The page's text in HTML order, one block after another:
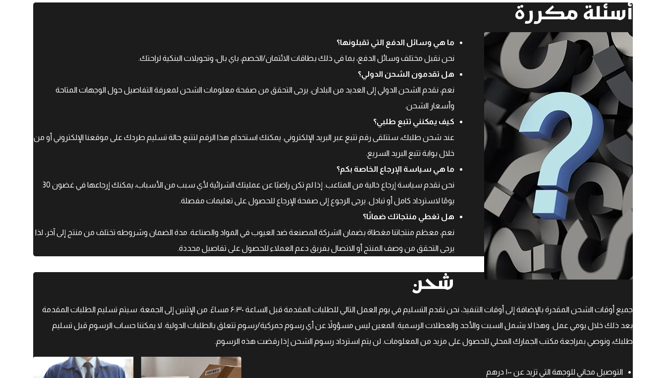
أسئلة مكررة
ما هي وسائل الدفع التي تقبلونها؟
نحن نقبل مختلف وسائل الدفع، بما في ذلك بطاقات الائتمان/الخصم، باي بال، وتحويلات البنكية لراحتك.
هل تقدمون الشحن الدولي؟
نعم، نقدم الشحن الدولي إلى العديد من البلدان. يرجى التحقق من صفحة معلومات الشحن لمعرفة التفاصيل حول الوجهات المتاحة
وأسعار الشحن.
كيف يمكنني تتبع طلبي؟
عند شحن طلبك، ستتلقى رقم تتبع عبر البريد الإلكتروني. يمكنك استخدام هذا الرقم لتتبع حالة تسليم طردك على موقعنا الإلكتروني أو من
خلال بوابة تتبع البريد السريع.
ما هي سياسة الإرجاع الخاصة بكم؟
نحن نقدم سياسة إرجاع خالية من المتاعب. إذا لم تكن راضيًا عن عمليتك الشرائية لأي سبب من الأسباب، يمكنك إرجاعها في غضون 30
يومًا لاسترداد كامل أو تبادل. يرجى الرجوع إلى صفحة الإرجاع للحصول على تعليمات مفصلة.
هل تغطي منتجاتك ضمانًا؟
نعم، معظم منتجاتنا مغطاة بضمان الشركة المصنعة ضد العيوب في المواد والصناعة. مدة الضمان وشروطه تختلف من منتج إلى آخر، لذا
يرجى التحقق من وصف المنتج أو الاتصال بفريق دعم العملاء للحصول على تفاصيل محددة.
شحن
جميع أوقات الشحن المقدرة بالإضافة إلى أوقات التنفيذ، نحن نقدم التسليم في يوم العمل التالي للطلبات المقدمة قبل الساعة ۶:۳۰ مساءً. من الإثنين إلى الجمعة. سيتم تسليم الطلبات المقدمة
بعد ذلك خلال يومي عمل. وهذا لا يشمل السبت والأحد والعطلات الرسمية. المعين ليس مسؤولاً عن أي رسوم جمركية/رسوم تتعلق بالطلبات الدولية. لا يمكننا حساب الرسوم قبل تسليم
طلبك، ونوصي بمراجعة مكتب الجمارك المحلي للحصول على مزيد من المعلومات. لن يتم استرداد رسوم الشحن إذا رفضت هذه الرسوم.
التوصيل مجاني للوجهة التي تزيد عن ۱۰۰ درهم